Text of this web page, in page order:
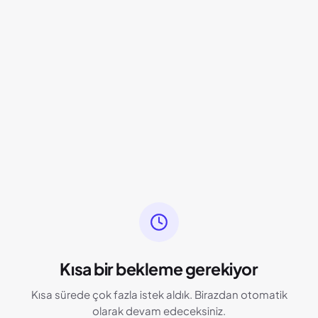
Kısa bir bekleme gerekiyor
Kısa sürede çok fazla istek aldık. Birazdan otomatik
olarak devam edeceksiniz.